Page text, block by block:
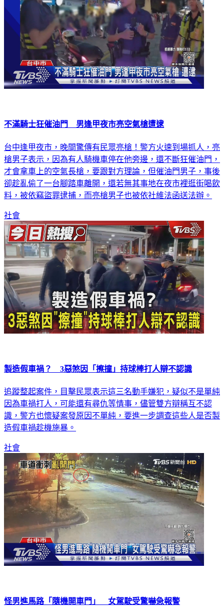
不滿騎士狂催油門 男逢甲夜市亮空氣槍遭逮
台中逢甲夜市，晚間驚傳有民眾亮槍！警方火速到場抓人，亮
槍男子表示，因為有人騎機車停在他旁邊，還不斷狂催油門，
才會拿車上的空氣長槍，要跟對方理論，但催油門男子，事後
卻趁亂偷了一台腳踏車離開，還若無其事地在夜市裡逛街喝飲
料，被依竊盜罪逮捕，而亮槍男子也被依社維法函送法辦。
社會
製造假車禍？ 3惡煞因「擦撞」持球棒打人辯不認識
追蹤整起案件，目擊民眾表示這三名動手嫌犯，疑似不是單純
因為車禍打人，可能還有尋仇等情事，儘管雙方辯稱互不認
識，警方也懷疑案發原因不單純，要進一步調查這些人是否製
造假車禍趁機施暴。
社會
怪男進馬路「隨機開車門」 女駕駛受驚嚇急報警